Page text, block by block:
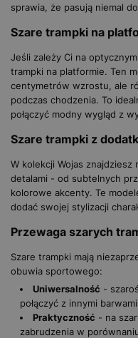
sprawia, że pasują niemal
Szare trampki na
Jeśli zależy Ci na
trampki na platformie. Ten
centymetrów wzrostu, ale
podczas chodzenia. To
połączyć modny wygląd z
Szare trampki z
W kolekcji Wojas
detalami - od subtelnych
kolorowe akcenty. Te
dodać swojej stylizacji
Przewaga szarych
Szare trampki mają
obuwia sportowego:
Uniwersalność -
połączyć z innymi
Praktyczność - na
zabrudzenia w